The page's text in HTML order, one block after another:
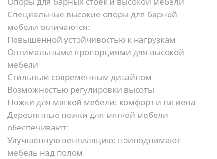
Специальные высокие опоры для барной
мебели отличаются:
Повышенной устойчивостью к нагрузкам
Оптимальными пропорциями для высокой
мебели
Стильным современным дизайном
Возможностью регулировки высоты
Ножки для мягкой мебели: комфорт и гигиена
Деревянные ножки для мягкой мебели
обеспечивают:
Улучшенную вентиляцию: приподнимают
мебель над полом